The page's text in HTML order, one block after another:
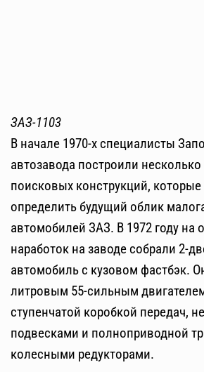
ЗАЗ-1103
В начале 1970-х специалисты
автозавода построили
поисковых конструкций,
определить будущий облик
автомобилей ЗАЗ. В 1972 году на
наработок на заводе собрали 2-
автомобиль с кузовом фастбэк.
литровым 55-сильным
ступенчатой коробкой передач,
подвесками и полноприводной
колесными редукторами.